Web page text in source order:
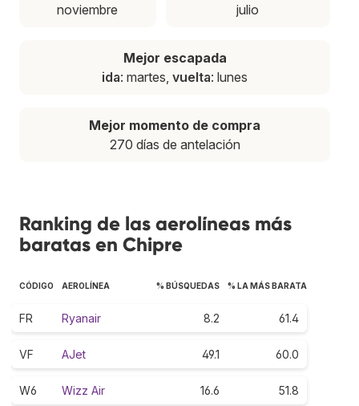
noviembre
julio
Mejor escapada
ida: martes, vuelta: lunes
Mejor momento de compra
270 días de antelación
Ranking de las aerolíneas más
baratas en Chipre
CÓDIGO AEROLÍNEA % BÚSQUEDAS % LA MÁS BARATA
FR Ryanair 8.2 61.4
VF AJet 49.1 60.0
W6 Wizz Air 16.6 51.8